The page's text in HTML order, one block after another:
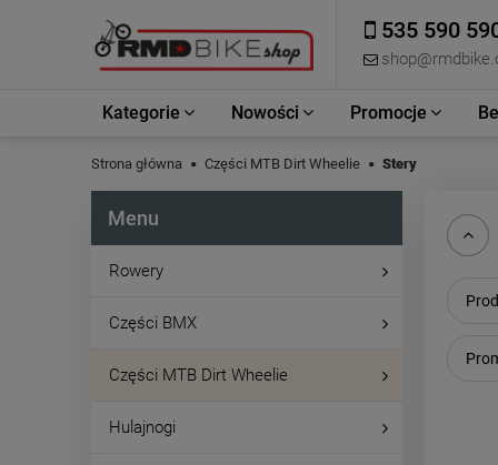
535 590
Kategorie Nowości Promocje
Strona główna Części MTB Dirt Wheelie Stery
Menu
Rowery
Części BMX
Części MTB Dirt Wheelie
Hulajnogi